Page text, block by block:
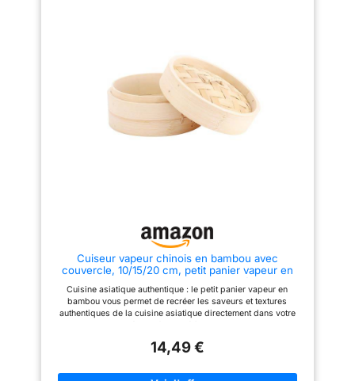
vos meilleures recettes d'Asie
orientale et remplissez ce
cuiseur vapeur de dim sum, de
filets de saumon, de légumes
ou de riz gluant. Panier en
bambou garanti 12 mois - fait
Cuiseur vapeur chinois en bambou avec
couvercle, 10/15/20 cm, petit panier vapeur en
fruits de mer (15 cm)
Cuisine asiatique authentique : le petit panier vapeur en
bambou vous permet de recréer les saveurs et textures
authentiques de la cuisine asiatique directement dans votre
durable. C'est une excellente alternative aux cuiseurs vapeur
vapeur est parfait pour cuire à la vapeur une variété d'aliments,
14,49 €